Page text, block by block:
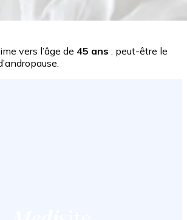
vers l’âge de 45 ans : peut-être le